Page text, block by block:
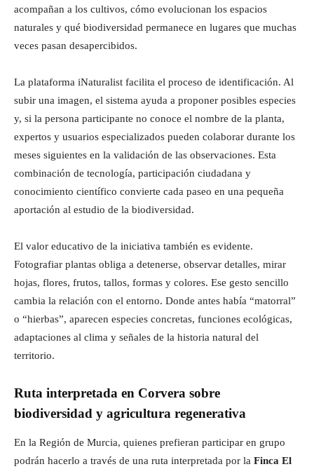
acompañan a los cultivos, cómo evolucionan los espacios
naturales y qué biodiversidad permanece en lugares que muchas
veces pasan desapercibidos.
La plataforma iNaturalist facilita el proceso de identificación. Al
subir una imagen, el sistema ayuda a proponer posibles especies
y, si la persona participante no conoce el nombre de la planta,
expertos y usuarios especializados pueden colaborar durante los
meses siguientes en la validación de las observaciones. Esta
combinación de tecnología, participación ciudadana y
conocimiento científico convierte cada paseo en una pequeña
aportación al estudio de la biodiversidad.
El valor educativo de la iniciativa también es evidente.
Fotografiar plantas obliga a detenerse, observar detalles, mirar
hojas, flores, frutos, tallos, formas y colores. Ese gesto sencillo
cambia la relación con el entorno. Donde antes había “matorral”
o “hierbas”, aparecen especies concretas, funciones ecológicas,
adaptaciones al clima y señales de la historia natural del
territorio.
Ruta interpretada en Corvera sobre
biodiversidad y agricultura regenerativa
En la Región de Murcia, quienes prefieran participar en grupo
podrán hacerlo a través de una ruta interpretada por la Finca El